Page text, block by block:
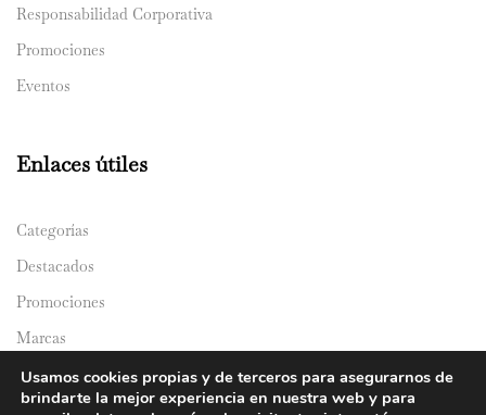
Responsabilidad Corporativa
Promociones
Eventos
Enlaces útiles
Categorías
Destacados
Promociones
Marcas
Catálogos
Domicilios
Usamos cookies propias y de terceros para asegurarnos de
brindarte la mejor experiencia en nuestra web y para